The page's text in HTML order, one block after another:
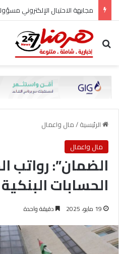
مجابهة الاحتيال الإلكتروني
بحث عن
الرئيسية/مال واعمال
مال واعمال
الضمان”: رواتب
الحسابات
19 مايو، 2025 دقيقة واحدة